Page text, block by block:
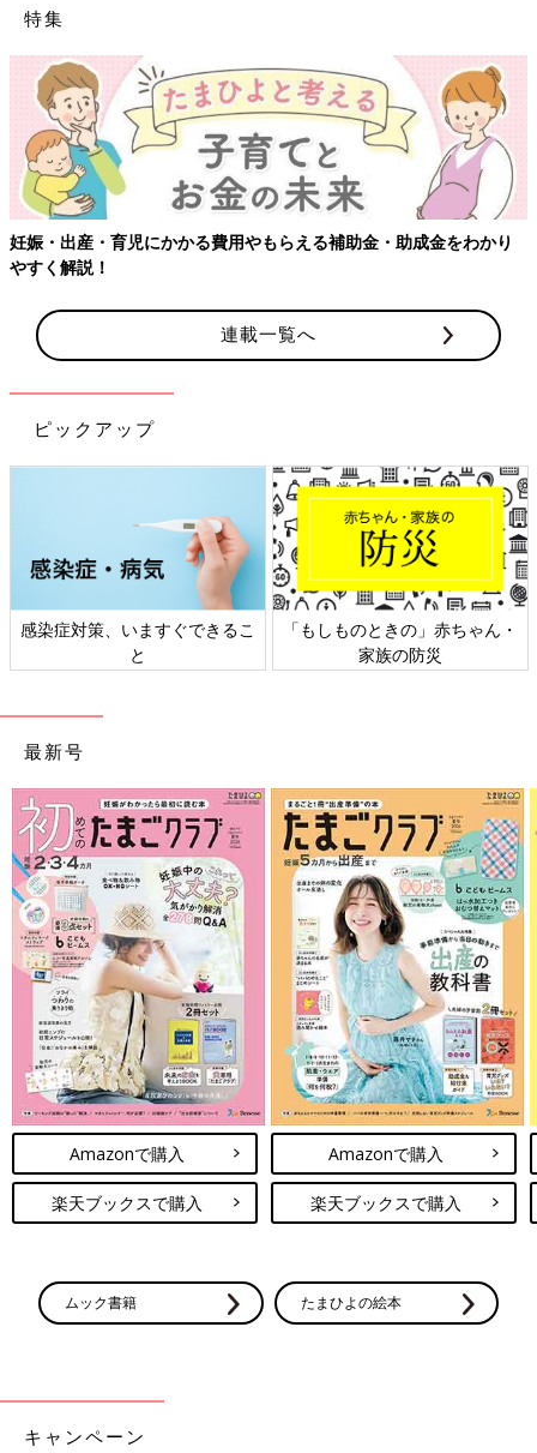
特集
【ワクチン接種できるものも】妊婦の感染症対策、知っておいて！
連載一覧へ
ピックアップ
日本外来小児科学会リーフレッ
ト検討会
六星占術 細木かおりさんの人生
相談
最新号
Amazonで購入
楽天ブックスで購入
Amazonで購入
楽天ブックスで購入
ムック書籍 たまひよの絵本
キャンペーン